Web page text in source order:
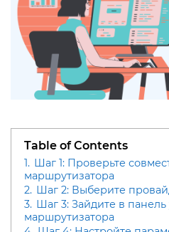
Table of Contents
1. Шаг 1: Проверьте
маршрутизатора
2. Шаг 2: Выберите
3. Шаг 3: Зайдите в
маршрутизатора